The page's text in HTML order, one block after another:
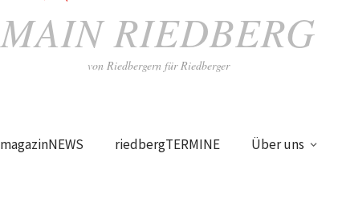
MAIN RIEDBERG
von Riedbergern für Riedberger
magazinNEWS riedbergTERMINE Über uns